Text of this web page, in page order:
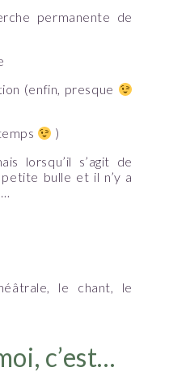
permanente de
(enfin, presque
)
lorsqu’il s’agit de
bulle et il n’y a
le chant, le
c’est…